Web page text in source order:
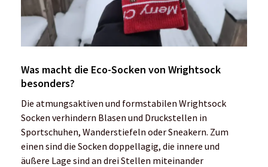
Was macht die Eco-Socken von Wrightsock
besonders?
Die atmungsaktiven und formstabilen Wrightsock
Socken verhindern Blasen und Druckstellen in
Sportschuhen, Wanderstiefeln oder Sneakern. Zum
einen sind die Socken doppellagig, die innere und
äußere Lage sind an drei Stellen miteinander